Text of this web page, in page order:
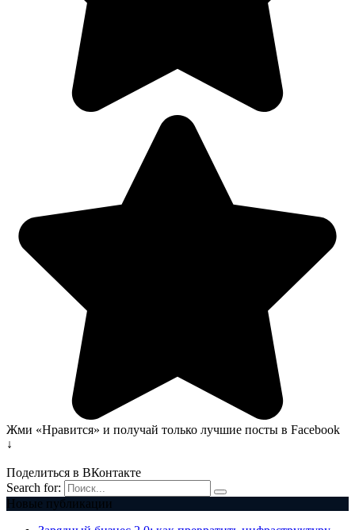
Жми «Нравится» и получай только лучшие посты в Facebook
↓
Поделиться в ВКонтакте
Search for:
Новые публикации